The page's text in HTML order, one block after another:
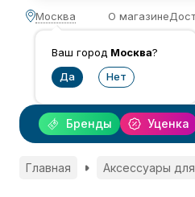
Москва
Ваш город Москва?
О магазине
Уценка
Бренды
Главная Аксессуары